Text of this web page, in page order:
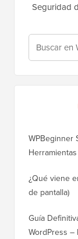
Seguridad
WPBeginner
¿Qué viene
de pantalla)
Guía
WordPress –